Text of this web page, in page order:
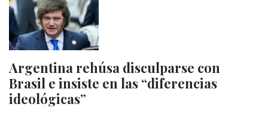
Argentina rehúsa disculparse con
Brasil e insiste en las “diferencias
ideológicas”